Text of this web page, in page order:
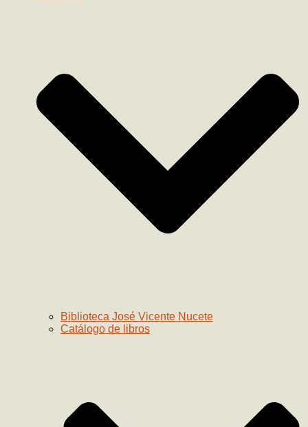
Biblioteca José Vicente Nucete
Catálogo de libros